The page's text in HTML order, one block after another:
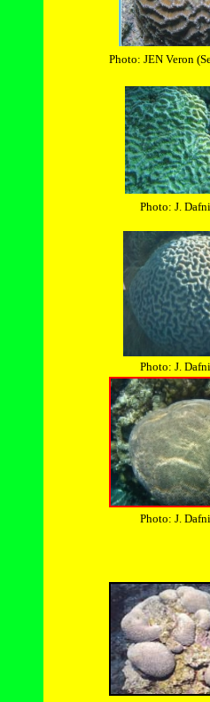
Photo: JEN Veron
Photo: J.
Photo: J.
Photo: J.